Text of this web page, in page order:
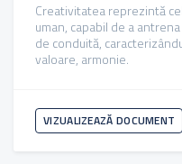
Creativitatea reprezintă
uman, capabil de a
de conduită,
valoare, armonie.
VIZUALIZEAZĂ DOCUMENT